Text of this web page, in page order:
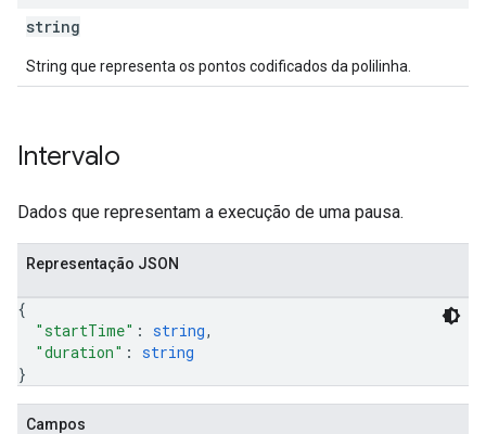
string
String que representa os pontos codificados da polilinha.
Intervalo
Dados que representam a execução de uma pausa.
Representação JSON
{
"startTime" : string,
"duration" : string
}
Campos